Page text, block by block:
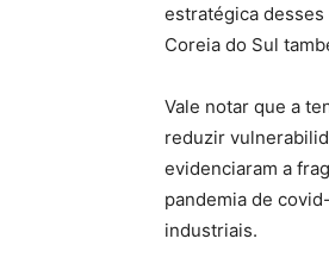
estratégica desses
Coreia do Sul
Vale notar que a
reduzir
evidenciaram a
pandemia de
industriais.